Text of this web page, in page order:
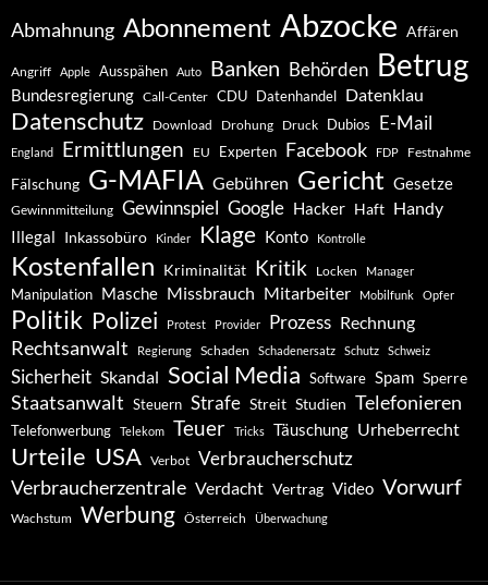
Abmahnung Abonnement Abzocke Affären
Angriff Apple Ausspähen Auto Banken Behörden Betrug
Bundesregierung Call-Center CDU Datenhandel Datenklau
Datenschutz Download Drohung Druck Dubios E-Mail
England Ermittlungen EU Experten Facebook FDP Festnahme
Fälschung G-MAFIA Gebühren Gericht Gesetze
Gewinnmitteilung Gewinnspiel Google Hacker Haft Handy
Illegal Inkassobüro Kinder Klage Konto Kontrolle
Kostenfallen Kriminalität Kritik Locken Manager
Manipulation Masche Missbrauch Mitarbeiter Mobilfunk Opfer
Politik Polizei Protest Provider Prozess Rechnung
Rechtsanwalt Regierung Schaden Schadenersatz Schutz Schweiz
Sicherheit Skandal Social Media Software Spam Sperre
Staatsanwalt Steuern Strafe Streit Studien Telefonieren
Telefonwerbung Telekom Teuer Tricks Täuschung Urheberrecht
Urteile USA Verbot Verbraucherschutz
Verbraucherzentrale Verdacht Vertrag Video Vorwurf
Wachstum Werbung Österreich Überwachung